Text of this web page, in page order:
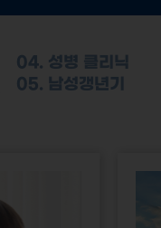
04. 성병 클리닉
05. 남성갱년기